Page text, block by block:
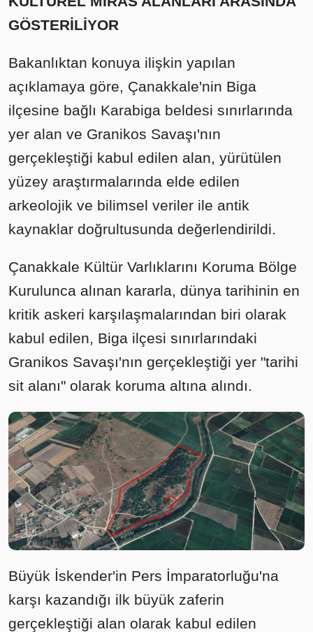
GÖSTERİLİYOR
Bakanlıktan konuya ilişkin yapılan
açıklamaya göre, Çanakkale'nin Biga
ilçesine bağlı Karabiga beldesi sınırlarında
yer alan ve Granikos Savaşı'nın
gerçekleştiği kabul edilen alan, yürütülen
yüzey araştırmalarında elde edilen
arkeolojik ve bilimsel veriler ile antik
kaynaklar doğrultusunda değerlendirildi.
Çanakkale Kültür Varlıklarını Koruma Bölge
Kurulunca alınan kararla, dünya tarihinin en
kritik askeri karşılaşmalarından biri olarak
kabul edilen, Biga ilçesi sınırlarındaki
Granikos Savaşı'nın gerçekleştiği yer "tarihi
sit alanı" olarak koruma altına alındı.
Büyük İskender'in Pers İmparatorluğu'na
karşı kazandığı ilk büyük zaferin
gerçekleştiği alan olarak kabul edilen